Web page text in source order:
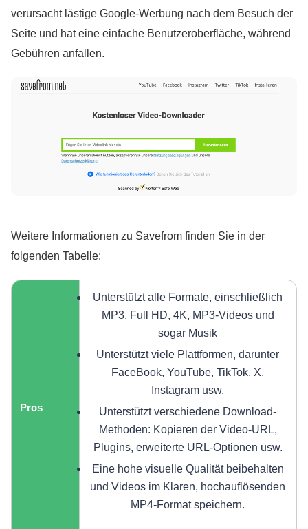
verursacht lästige Google-Werbung nach dem Besuch der
Seite und hat eine einfache Benutzeroberfläche, während
Gebühren anfallen.
Weitere Informationen zu Savefrom finden Sie in der
folgenden Tabelle:
Pros
Unterstützt alle Formate, einschließlich
MP3, Full HD, 4K, MP3-Videos und
sogar Musik
Unterstützt viele Plattformen, darunter
FaceBook, YouTube, TikTok, X,
Instagram usw.
Unterstützt verschiedene Download-
Methoden: Kopieren der Video-URL,
Plugins, erweiterte URL-Optionen usw.
Eine hohe visuelle Qualität beibehalten
und Videos im Klaren, hochauflösenden
MP4-Format speichern.